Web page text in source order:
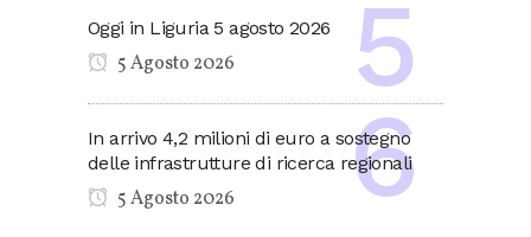
Oggi in Liguria 5 agosto 2026
5 Agosto 2026
In arrivo 4,2 milioni di euro a sostegno
delle infrastrutture di ricerca regionali
5 Agosto 2026